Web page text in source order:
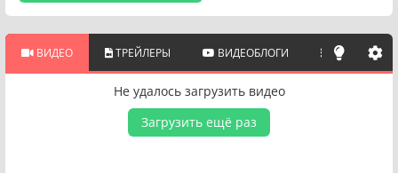
ВИДЕО ТРЕЙЛЕРЫ ВИДЕОБЛОГИ ПОХОЖИЕ
Не удалось загрузить видео
Загрузить ещё раз